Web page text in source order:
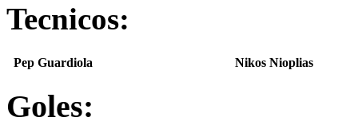
Tecnicos:
Pep Guardiola Nikos Nioplias
Goles: